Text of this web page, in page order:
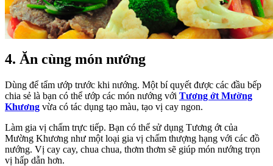
4. Ăn cùng món nướng
Dùng để tẩm ướp trước khi nướng. Một bí quyết được các đầu bếp
chia sẻ là bạn có thể ướp các món nướng với Tương ớt Mường
Khương vừa có tác dụng tạo màu, tạo vị cay ngon.
Làm gia vị chấm trực tiếp. Bạn có thể sử dụng Tương ớt của
Mường Khương như một loại gia vị chấm thượng hạng với các đồ
nướng. Vị cay cay, chua chua, thơm thơm sẽ giúp món nướng trọn
vị hấp dẫn hơn.